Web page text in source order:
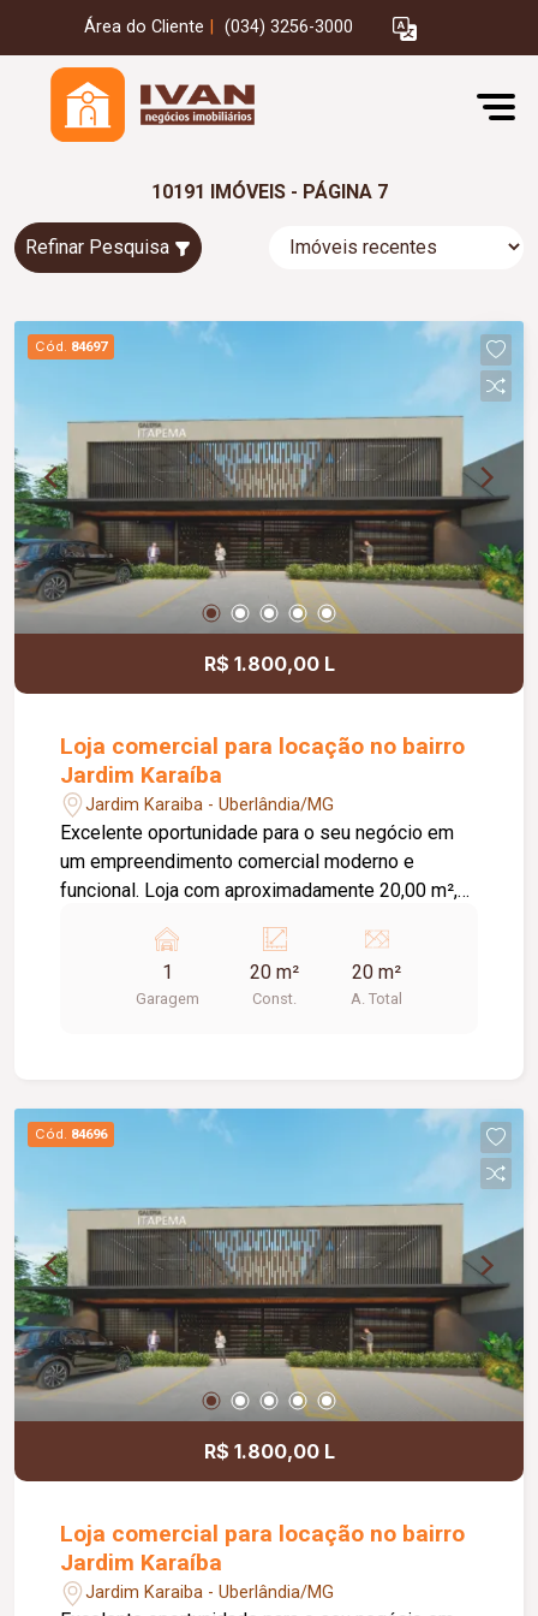
Área do Cliente (034) 3256-3000
10191 IMÓVEIS - PÁGINA 7
Refinar Pesquisa
Cód. 84697
R$ 1.800,00 L
Loja comercial para locação no bairro
Jardim Karaíba
Jardim Karaiba - Uberlândia/MG
Excelente oportunidade para o seu negócio em
um empreendimento comercial moderno e
funcional. Loja com aproximadamente 20,00 m²,
espaço prático, bem estruturado e pronto para
receber clientes. O empreendimento oferece uma
completa infraestrutura compartilhada, contando
comodidade e autonomia para as operações do
dia a dia. Conta ainda com estacionamento
motocicletas, área ajardinada e uma excelente
vista, criando um ambiente agradável para
clientes e colaboradores. Um espaço estratégico,
confortável e preparado para impulsionar o
crescimento do seu negócio.
1
Garagem
20 m²
Const.
20 m²
A. Total
Cód. 84696
R$ 1.800,00 L
Loja comercial para locação no bairro
Jardim Karaíba
Jardim Karaiba - Uberlândia/MG